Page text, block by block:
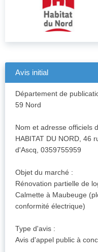
Avis initial
Département de
59 Nord
Nom et adresse officiels
HABITAT DU NORD, 46
d'Ascq, 0359755959
Objet du marché :
Rénovation partielle de
Calmette à Maubeuge
conformité électrique)
Type d'avis :
Avis d'appel public à